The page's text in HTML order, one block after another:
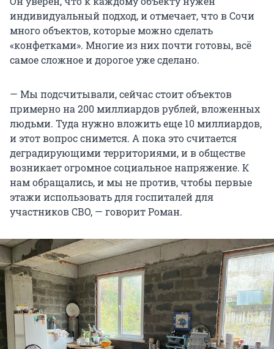
индивидуальный подход, и отмечает, что в Сочи
много объектов, которые можно сделать
«конфетками». Многие из них почти готовы, всё
самое сложное и дорогое уже сделано.
— Мы подсчитывали, сейчас стоит объектов
примерно на 200 миллиардов рублей, вложенных
людьми. Туда нужно вложить еще 10 миллиардов,
и этот вопрос снимется. А пока это считается
деградирующими территориями, и в обществе
возникает огромное социальное напряжение. К
нам обращались, и мы не против, чтобы первые
этажи использовать для госпиталей для
участников СВО, — говорит Роман.